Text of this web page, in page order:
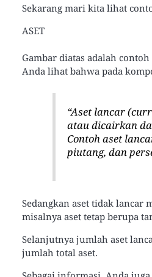
Sekarang mari kita lihat
ASET
Gambar diatas adalah
Anda lihat bahwa pada
“Aset lancar
atau dicairkan
Contoh aset
piutang, dan
Sedangkan aset tidak
misalnya aset tetap berupa
Selanjutnya jumlah aset
jumlah total aset.